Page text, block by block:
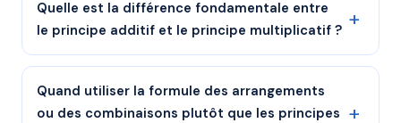
Quelle est la différence fondamentale entre
le principe additif et le principe multiplicatif ?
Quand utiliser la formule des arrangements
ou des combinaisons plutôt que les principes